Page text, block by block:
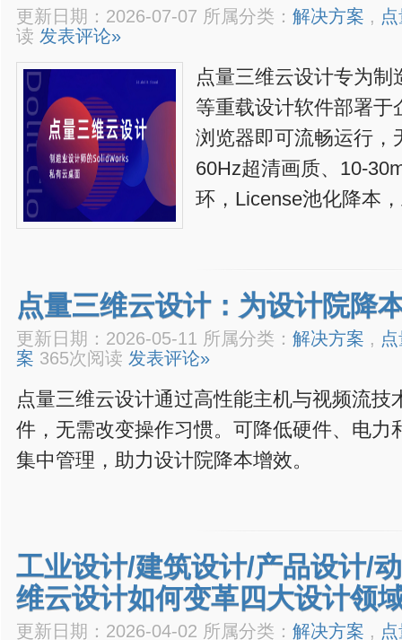
更新日期：2026-07-07 所属分类： 解决方案 ,
读 发表评论»
点量三维云设计专为
等重载设计软件部署于
浏览器即可流畅运行，
60Hz超清画质、10-
环，License池化降本
点量三维云设计：为设计院降
更新日期：2026-05-11 所属分类： 解决方案 ,
案 365次阅读 发表评论»
点量三维云设计通过高性能主机与视频流技
件，无需改变操作习惯。可降低硬件、电力
集中管理，助力设计院降本增效。
工业设计/建筑设计/产品设计/
维云设计如何变革四大设计领
更新日期：2026-04-02 所属分类： 解决方案 ,